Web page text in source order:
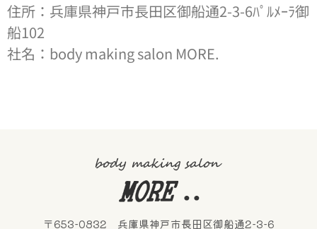
住所：兵庫県神戸市長田区御船通2-3-6ﾊﾟﾙﾒｰﾗ御
船102
社名：body making salon MORE.
〒653-0832 兵庫県神戸市長田区御船通2-3-6